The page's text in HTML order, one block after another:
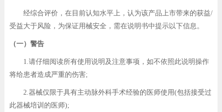
经综合评价，在目前认知水平上，认为该产品上市带来的获益/
受益大于风险，为保证用械安全，需在说明书中提示以下信息。
（一）警告
1.请仔细阅读所有使用说明及注意事项，如不依照此说明操作
将给患者造成严重的伤害;
2.器械仅限于具有主动脉外科手术经验的医师使用(包括接受过
此器械培训的医师);